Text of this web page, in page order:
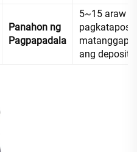
Panahon ng
Pagpapadala
5~15 araw
pagkatapos
matanggap
ang deposito